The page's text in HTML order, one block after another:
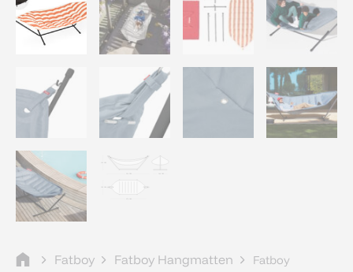
Fatboy Fatboy Hangmatten
Fatboy